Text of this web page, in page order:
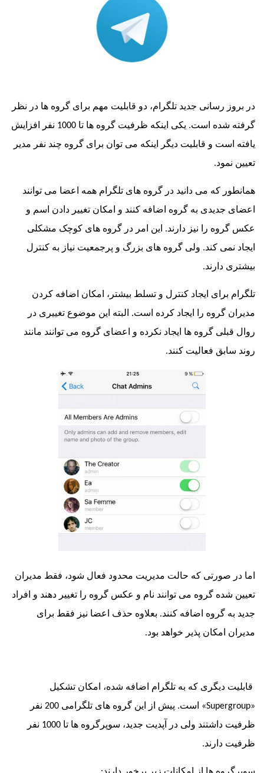
رسانی جدید تلگرام، دو قابلیت مهم برای گروه ها در نظر
گرفته شده است. یکی اینکه ظرفیت گروه ها تا 1000 نفر افزایش
و قابلیت دیگر اینکه می توان برای گروه چند نفر مدیر
که می دانید در گروه های تلگرام همه اعضا می توانند
جدیدی به گروه اضافه کنند و امکان تغییر دادن اسم و
را نیز دارند. این امر در گروه های کوچک مشکلی
نمی کند. ولی گروه های بزرگ و پرجمعیت نیاز به کنترل
دارند.
برای ایجاد کنترل و تسلط بیشتر، امکان اضافه کردن
گروه را ایجاد کرده است. البته این موضوع تغییری در
گروه ها ایجاد نکرده و اعضای گروه می توانند مانند
فعالیت کنند.
صورتی که حالت مدیریت محدود فعال شود، فقط مدیران
گروه می توانند نام و عکس گروه را تغییر دهند و افراد
گروه اضافه کنند. بعلاوه حذف اعضا نیز فقط برای
امکان پذیر خواهد بود.
دیگری که به تلگرام اضافه شده، امکان تشکیل
» است. پیش از این گروه های تلگرامی 200 نفر
ظرفیت داشتند ولی در آپدیت جدید، سوپرگروه ها تا 1000 نفر
دارند.